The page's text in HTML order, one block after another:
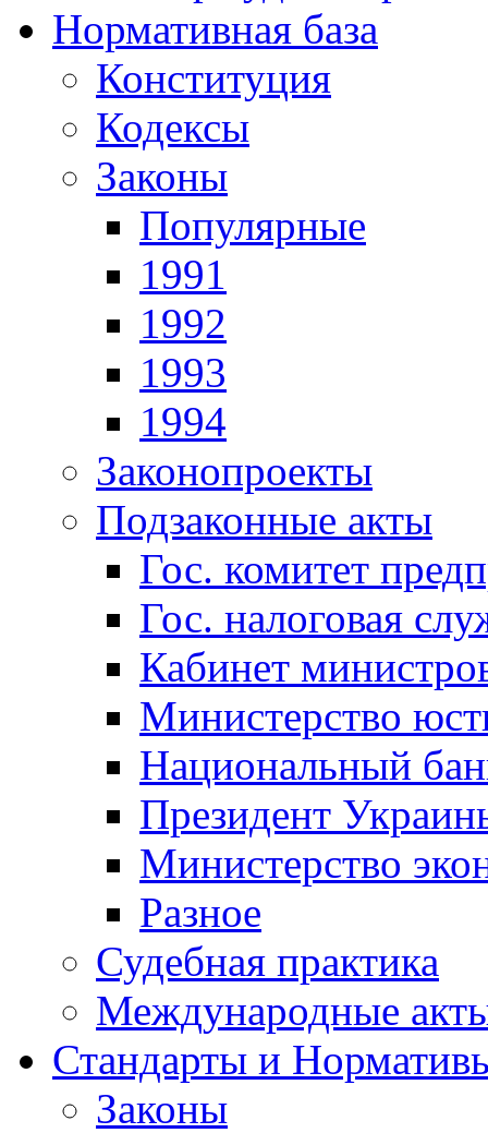
Нормативная база
Конституция
Кодексы
Законы
Популярные
1991
1992
1993
1994
Законопроекты
Подзаконные акты
Гос. комитет
Гос. налоговая
Кабинет
Министерство
Национальный
Президент
Министерство
Разное
Судебная практика
Международные
Стандарты и
Законы